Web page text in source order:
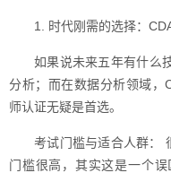
1. 时代刚需的选择：
如果说未来五年有什么
分析；而在数据分析领域，
师认证无疑是首选。
考试门槛与适合人群：
门槛很高，其实这是一个